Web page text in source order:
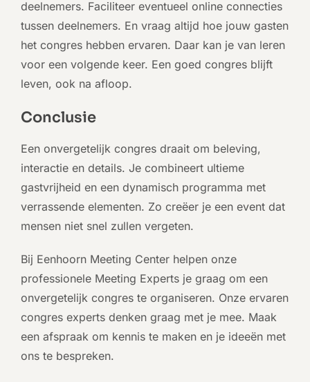
deelnemers. Faciliteer eventueel online connecties
tussen deelnemers. En vraag altijd hoe jouw gasten
het congres hebben ervaren. Daar kan je van leren
voor een volgende keer. Een goed congres blijft
leven, ook na afloop.
Conclusie
Een onvergetelijk congres draait om beleving,
interactie en details. Je combineert ultieme
gastvrijheid en een dynamisch programma met
verrassende elementen. Zo creëer je een event dat
mensen niet snel zullen vergeten.
Bij Eenhoorn Meeting Center helpen onze
professionele Meeting Experts je graag om een
onvergetelijk congres te organiseren. Onze ervaren
congres experts denken graag met je mee. Maak
een afspraak om kennis te makenen je ideeën met
ons te bespreken.